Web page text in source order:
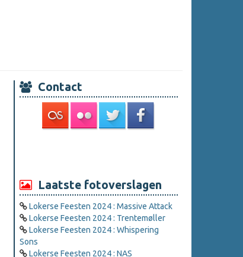
Contact
Laatste fotoverslagen
Lokerse Feesten 2024 : Massive Attack
Lokerse Feesten 2024 : Trentemøller
Lokerse Feesten 2024 : Whispering
Sons
Lokerse Feesten 2024 : NAS